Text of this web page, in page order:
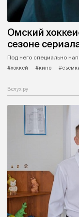
Омский
сезоне
Под него специально
#хоккей
#кино
Вслух.ру